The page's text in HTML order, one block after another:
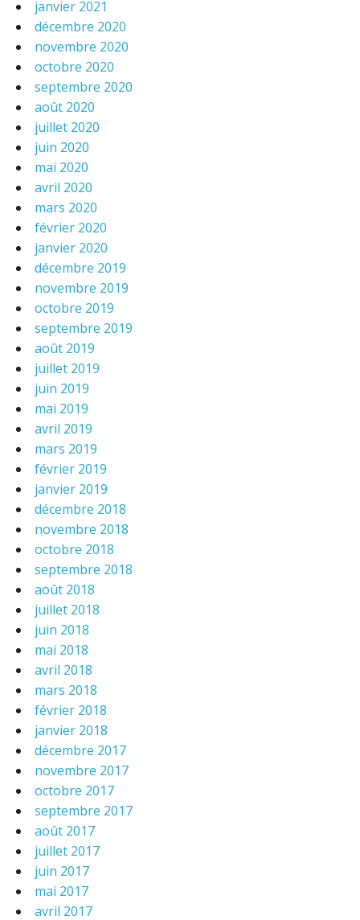
janvier 2021
décembre 2020
novembre 2020
octobre 2020
septembre 2020
août 2020
juillet 2020
juin 2020
mai 2020
avril 2020
mars 2020
février 2020
janvier 2020
décembre 2019
novembre 2019
octobre 2019
septembre 2019
août 2019
juillet 2019
juin 2019
mai 2019
avril 2019
mars 2019
février 2019
janvier 2019
décembre 2018
novembre 2018
octobre 2018
septembre 2018
août 2018
juillet 2018
juin 2018
mai 2018
avril 2018
mars 2018
février 2018
janvier 2018
décembre 2017
novembre 2017
octobre 2017
septembre 2017
août 2017
juillet 2017
juin 2017
mai 2017
avril 2017